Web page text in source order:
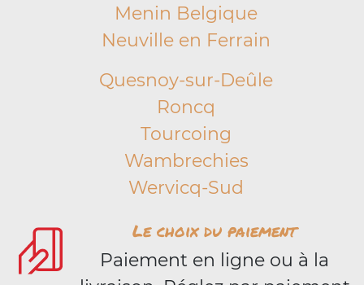
Menin Belgique
Neuville en Ferrain
Quesnoy-sur-Deûle
Roncq
Tourcoing
Wambrechies
Wervicq-Sud
Le choix du paiement
Paiement en ligne ou à la